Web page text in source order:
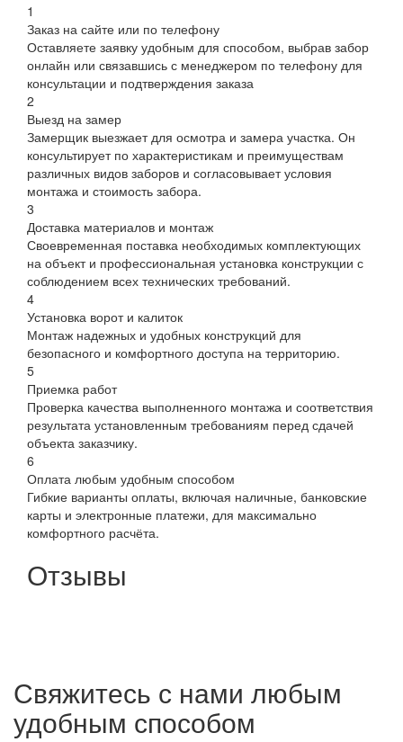
1
Заказ на сайте или по телефону
Оставляете заявку удобным для способом, выбрав забор
онлайн или связавшись с менеджером по телефону для
консультации и подтверждения заказа
2
Выезд на замер
Замерщик выезжает для осмотра и замера участка. Он
консультирует по характеристикам и преимуществам
различных видов заборов и согласовывает условия
монтажа и стоимость забора.
3
Доставка материалов и монтаж
Своевременная поставка необходимых комплектующих
на объект и профессиональная установка конструкции с
соблюдением всех технических требований.
4
Установка ворот и калиток
Монтаж надежных и удобных конструкций для
безопасного и комфортного доступа на территорию.
5
Приемка работ
Проверка качества выполненного монтажа и соответствия
результата установленным требованиям перед сдачей
объекта заказчику.
6
Оплата любым удобным способом
Гибкие варианты оплаты, включая наличные, банковские
карты и электронные платежи, для максимально
комфортного расчёта.
Отзывы
Свяжитесь с нами любым
удобным способом